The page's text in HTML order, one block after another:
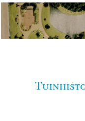
Spring
naar
primaire